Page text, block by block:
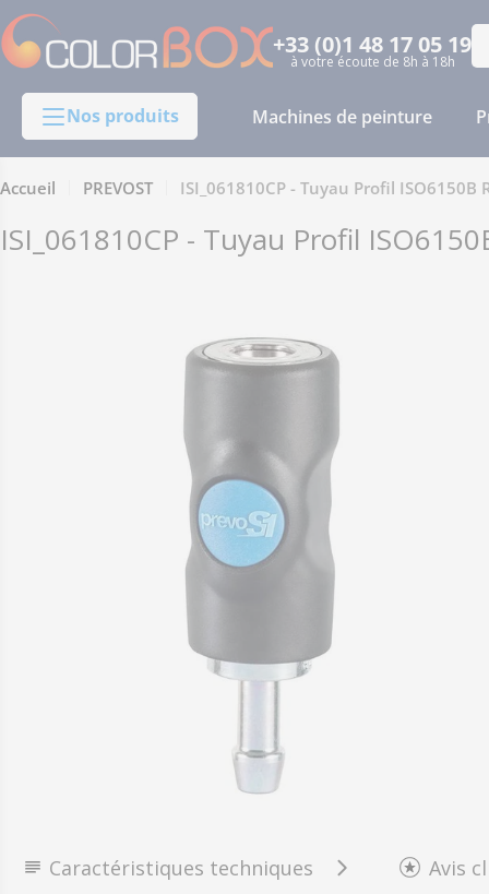
Passer
au
contenu
+33 (0)1 48 17 05 19
à votre écoute de 8h à 18h
Nos produits Machines de peinture
Accueil PREVOST ISI_061810CP - Tuyau Profil
ISI_061810CP - Tuyau Profil
le média 0 en mode modal
Caractéristiques techniques Avis